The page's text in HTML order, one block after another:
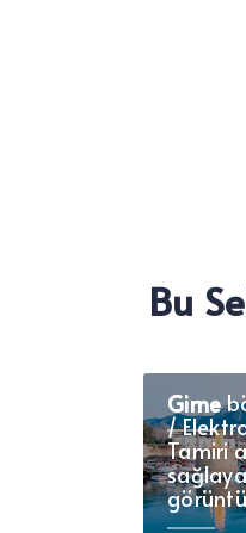
Bu
Girne
Girne
/
Tamiri